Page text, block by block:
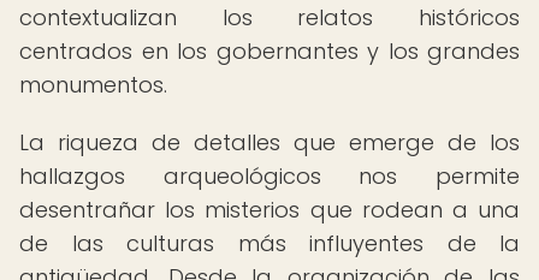
contextualizan los relatos históricos
centrados en los gobernantes y los grandes
monumentos.
La riqueza de detalles que emerge de los
hallazgos arqueológicos nos permite
desentrañar los misterios que rodean a una
de las culturas más influyentes de la